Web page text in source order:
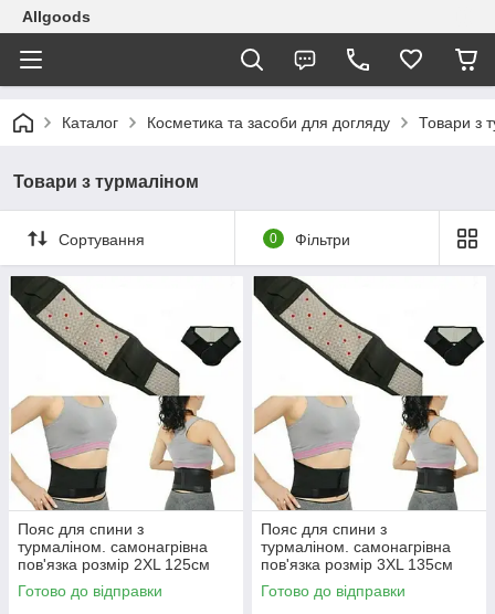
Allgoods
Каталог Косметика та засоби для догляду Товари з
Товари з турмаліном
Сортування 0 Фільтри
Пояс для спини з
турмаліном. самонагрівна
пов'язка розмір 2XL 125см
Готово до відправки
Пояс для спини з
турмаліном. самонагрівна
пов'язка розмір 3XL 135см
Готово до відправки